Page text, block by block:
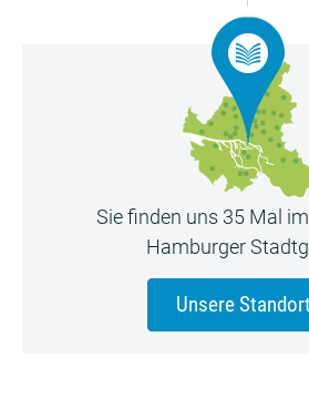
Sie finden uns 35 Mal
Hamburger
Unsere